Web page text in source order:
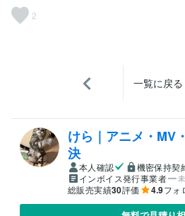
2
一覧に戻る
けら｜アニメ・MV
決
本人確認
機密保持契
インボイス発行事業者
総販売実績30評価 4.9フォ